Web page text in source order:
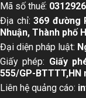
Mã số thuế:
Địa chỉ:369 đường
Nhuận, Thành phố
Đại diện pháp luật:
Giấy phép: Giấy
555/GP-BTTTT,HN
Liên hệ quảng cáo: